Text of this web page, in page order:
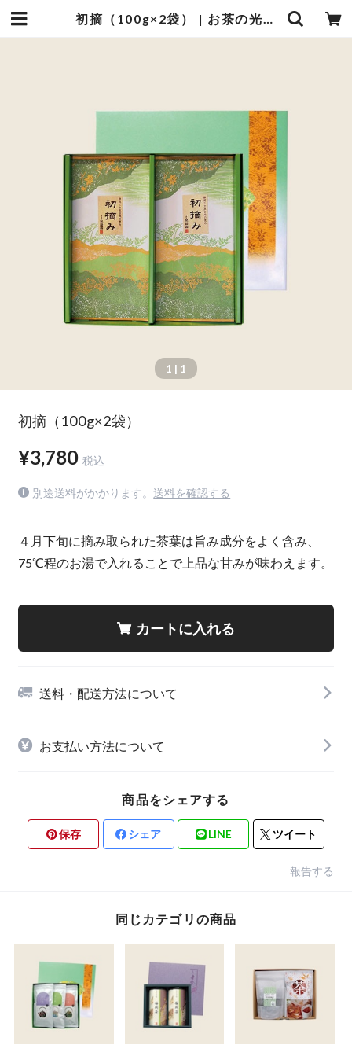
初摘（100g×2袋） | お茶の光緑園
1 | 1
初摘（100g×2袋）
¥3,780 税込
別途送料がかかります。 送料を確認する
４月下旬に摘み取られた茶葉は旨み成分をよく含み、
75℃程のお湯で入れることで上品な甘みが味わえます。
カートに入れる
送料・配送方法について
お支払い方法について
商品をシェアする
保存 シェア LINE ツイート
報告する
同じカテゴリの商品